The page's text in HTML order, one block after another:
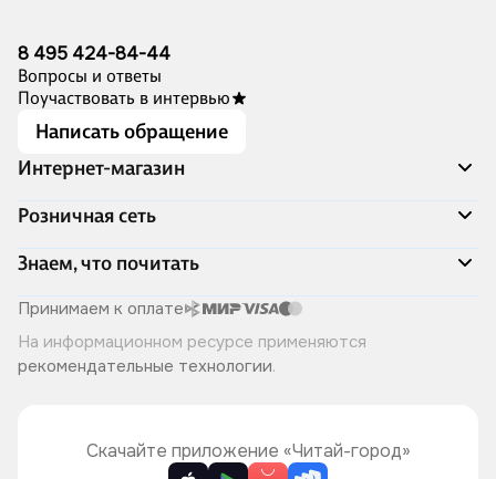
8 495 424-84-44
Вопросы и ответы
Поучаствовать в интервью
Написать обращение
Интернет-магазин
Акции
Доставка и оплата
Программа лояльности
Подарочные сертификаты
Правила продажи
Политика конфиденциальности
Розничная сеть
Адреса магазинов
Книжный Дозор
О компании
Читай-город для бизнеса
Хотите у нас работать?
Знаем, что почитать
Скоро в продаже
Лучшие из лучших
Читай-журнал
Принимаем к оплате
На информационном ресурсе применяются
рекомендательные технологии.
Скачайте приложение «Читай-город»